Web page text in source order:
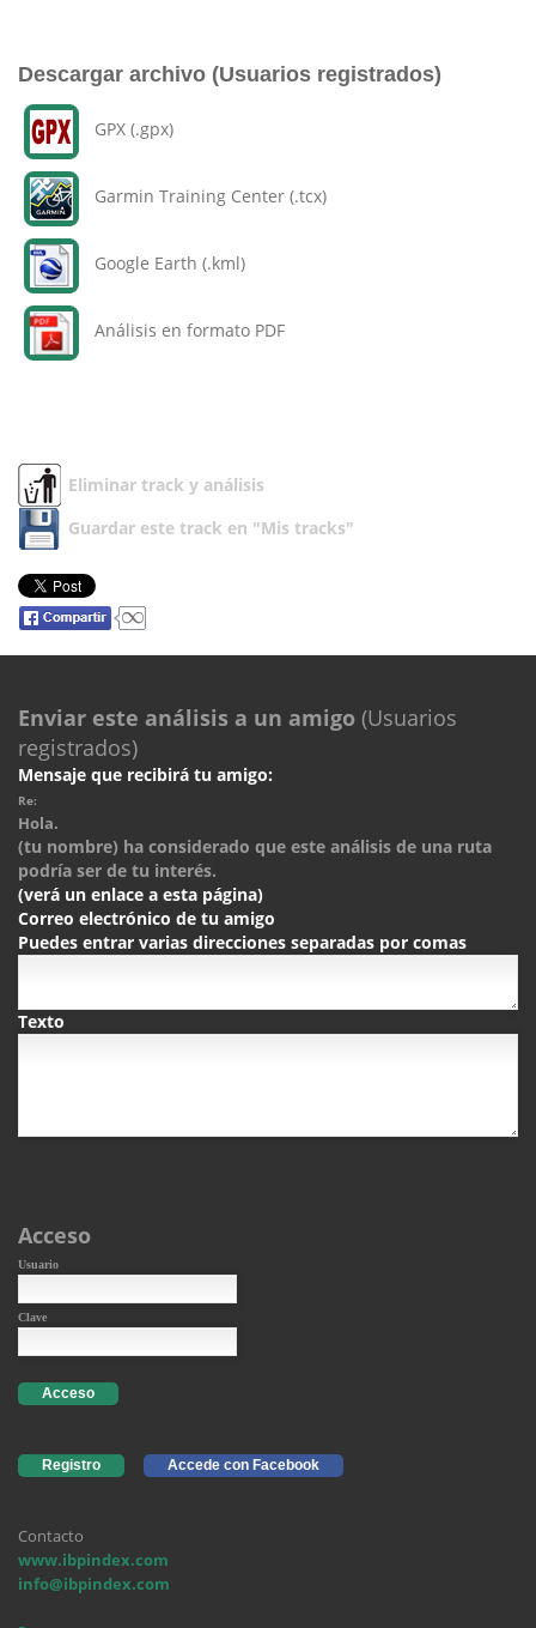
Descargar archivo (Usuarios registrados)
GPX (.gpx)
Garmin Training Center (.tcx)
Google Earth (.kml)
Análisis en formato PDF
Eliminar track y análisis
Guardar este track en "Mis tracks"
Enviar este análisis a un amigo (Usuarios
registrados)
Mensaje que recibirá tu amigo:
Re:
Hola.
(tu nombre) ha considerado que este análisis de una ruta
podría ser de tu interés.
(verá un enlace a esta página)
Correo electrónico de tu amigo
Puedes entrar varias direcciones separadas por comas
Texto
Acceso
Usuario
Clave
Acceso
Registro Accede con Facebook
Contacto
www.ibpindex.com
info@ibpindex.com